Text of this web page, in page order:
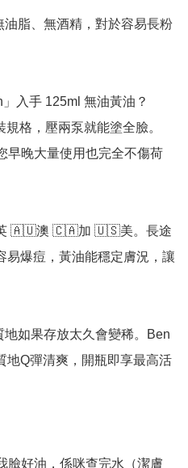
脂、無酒精，對於容易長粉
入手 125ml 無油黃油？
格，壓兩泵就能塗全臉。
早晚大量使用也完全不傷荷
🇦🇺澳 🇨🇦加 🇺🇸美。長途
易爆痘，黃油能穩定膚況，讓
如果存放太久會變稀。Ben
地Q彈清爽，開瓶即享最高活
臉好油，係咪查完水（潔膚